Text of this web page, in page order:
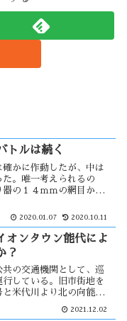
トルは続く
確かに作動したが、中は
た。唯一考えられるの
器の１４ｍｍの網目から
板で覆う事にした。試行
の処分をどうするか・・
2020.01.07 2020.10.11
オンタウン能代によ
？
の交通機関として、巡
行している。旧市街地を
と米代川より北の向能代
回している。しかし、公
2021.12.02